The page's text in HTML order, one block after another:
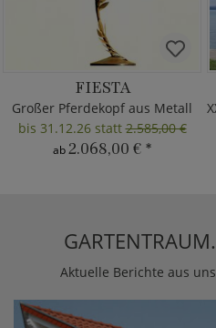
FIESTA
Großer Pferdekopf aus Metall
bis 31.12.26 statt2.585,00 €
ab2.068,00 € *
Aktuelle Berichte aus